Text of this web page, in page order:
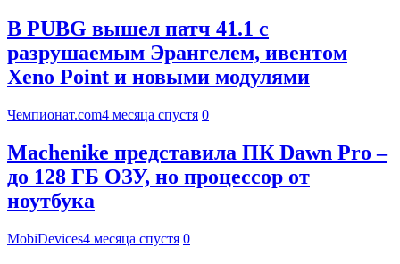
В PUBG вышел патч 41.1 с
разрушаемым Эрангелем, ивентом
Xeno Point и новыми модулями
Чемпионат.com4 месяца спустя 0
Machenike представила ПК Dawn Pro –
до 128 ГБ ОЗУ, но процессор от
ноутбука
MobiDevices4 месяца спустя 0